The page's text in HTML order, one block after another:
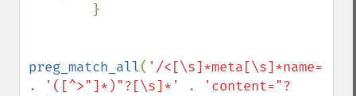
preg_match_all(
.
'([^>"]*)"?[\s]*' .
'content="?